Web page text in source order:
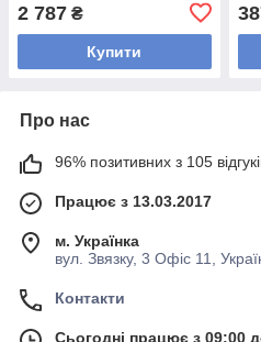
2 787 ₴
Купити
Про нас
96% позитивних з 105
Працює з 13.03.2017
м. Українка
вул. Звязку, 3 Офіс 11,
Контакти
Сьогодні працює з 09:00